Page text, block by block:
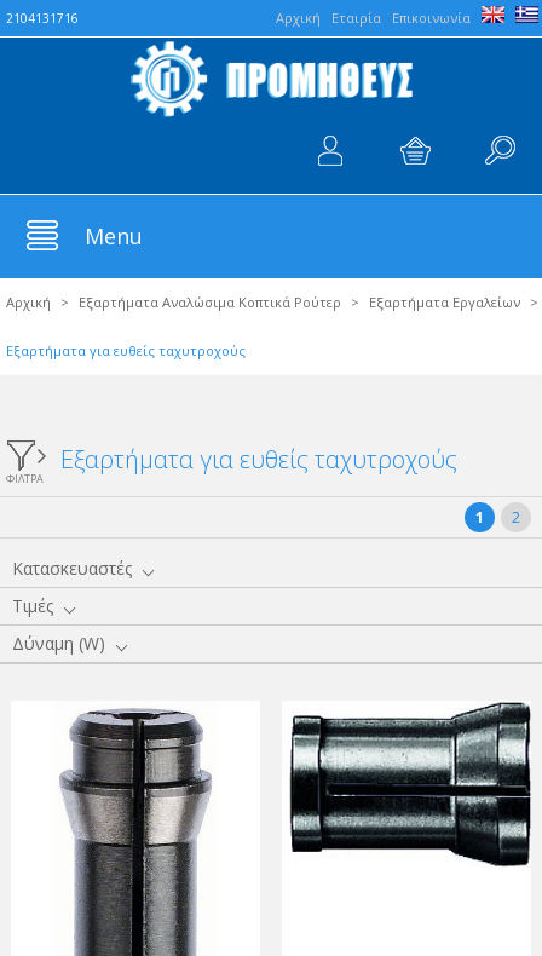
Aρχική Εταιρία Επικοινωνία
2104131716
Menu
Αρχική > Εξαρτήματα Αναλώσιμα Κοπτικά Ρούτερ > Εξαρτήματα Εργαλείων >
Εξαρτήματα για ευθείς ταχυτροχούς
ΦΙΛΤΡΑ
Εξαρτήματα για ευθείς ταχυτροχούς
1 2
Κατασκευαστές
Τιμές
Δύναμη (W)